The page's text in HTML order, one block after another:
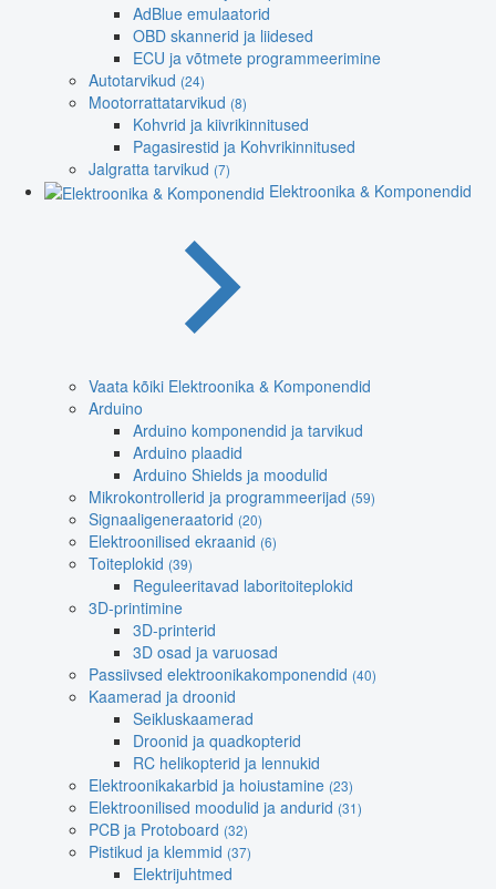
AdBlue emulaatorid
OBD skannerid ja liidesed
ECU ja võtmete programmeerimine
Autotarvikud (24)
Mootorrattatarvikud (8)
Kohvrid ja kiivrikinnitused
Pagasirestid ja Kohvrikinnitused
Jalgratta tarvikud (7)
Elektroonika & Komponendid
Vaata kõiki Elektroonika & Komponendid
Arduino
Arduino komponendid ja tarvikud
Arduino plaadid
Arduino Shields ja moodulid
Mikrokontrollerid ja programmeerijad (59)
Signaaligeneraatorid (20)
Elektroonilised ekraanid (6)
Toiteplokid (39)
Reguleeritavad laboritoiteplokid
3D-printimine
3D-printerid
3D osad ja varuosad
Passiivsed elektroonikakomponendid (40)
Kaamerad ja droonid
Seikluskaamerad
Droonid ja quadkopterid
RC helikopterid ja lennukid
Elektroonikakarbid ja hoiustamine (23)
Elektroonilised moodulid ja andurid (31)
PCB ja Protoboard (32)
Pistikud ja klemmid (37)
Elektrijuhtmed